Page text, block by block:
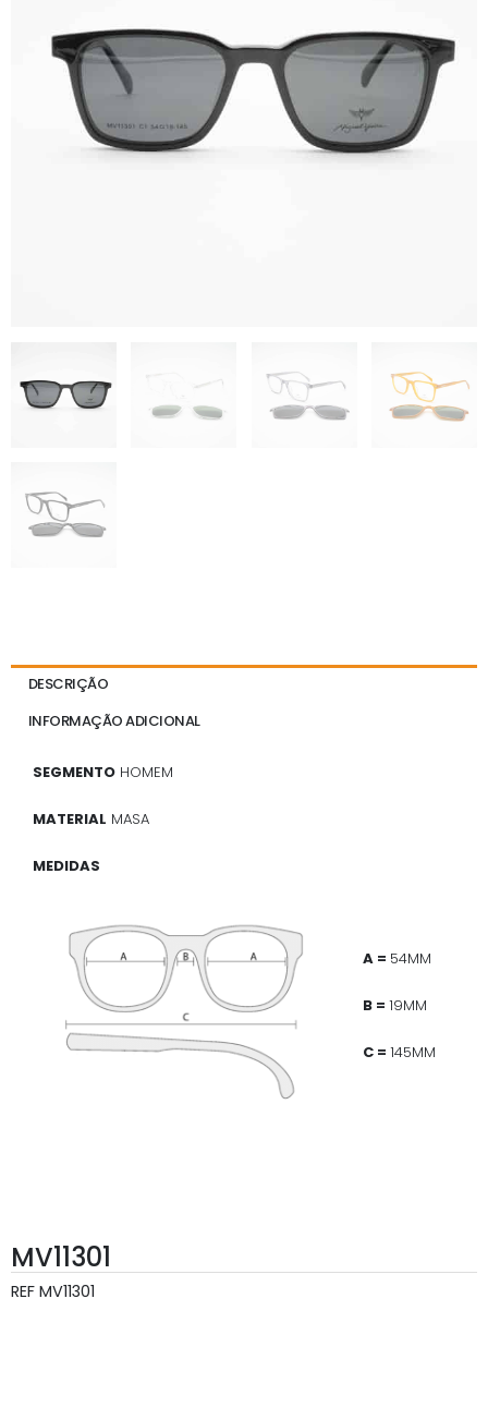
DESCRIÇÃO
INFORMAÇÃO ADICIONAL
SEGMENTO HOMEM
MATERIAL MASA
MEDIDAS
A = 54MM
B = 19MM
C = 145MM
MV11301
REF MV11301